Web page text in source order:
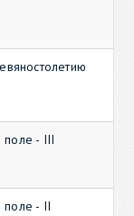
поле - III
поле - II